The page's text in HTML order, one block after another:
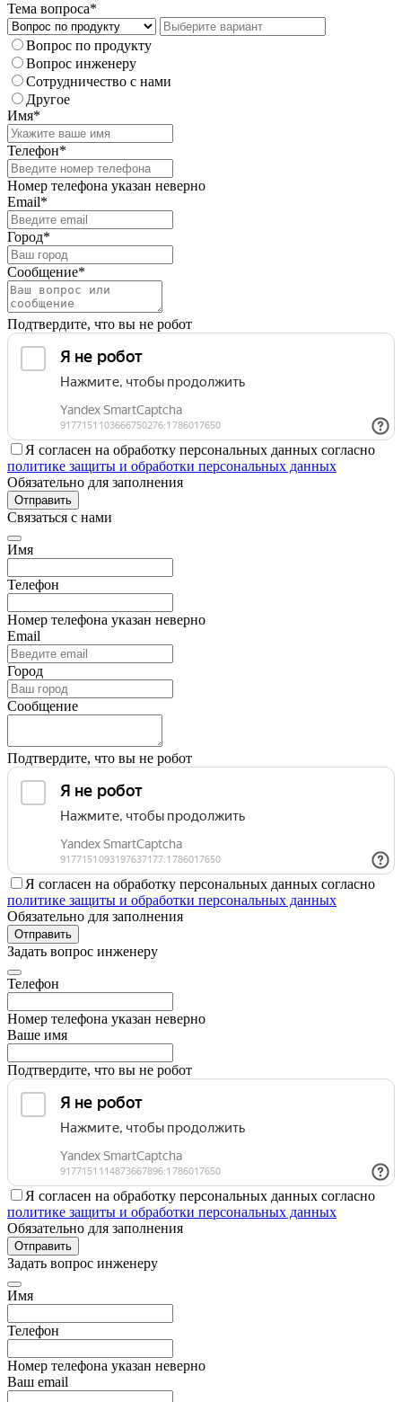
Тема вопроса*
Вопрос по продукту
Вопрос инженеру
Сотрудничество с нами
Другое
Имя*
Телефон*
Номер телефона указан неверно
Email*
Город*
Сообщение*
Подтвердите, что вы не робот
Я согласен на обработку персональных данных согласно
политике защиты и обработки персональных данных
Обязательно для заполнения
Отправить
Связаться с нами
Имя
Телефон
Номер телефона указан неверно
Email
Город
Сообщение
Подтвердите, что вы не робот
Я согласен на обработку персональных данных согласно
политике защиты и обработки персональных данных
Обязательно для заполнения
Отправить
Задать вопрос инженеру
Телефон
Номер телефона указан неверно
Ваше имя
Подтвердите, что вы не робот
Я согласен на обработку персональных данных согласно
политике защиты и обработки персональных данных
Обязательно для заполнения
Отправить
Задать вопрос инженеру
Имя
Телефон
Номер телефона указан неверно
Ваш email